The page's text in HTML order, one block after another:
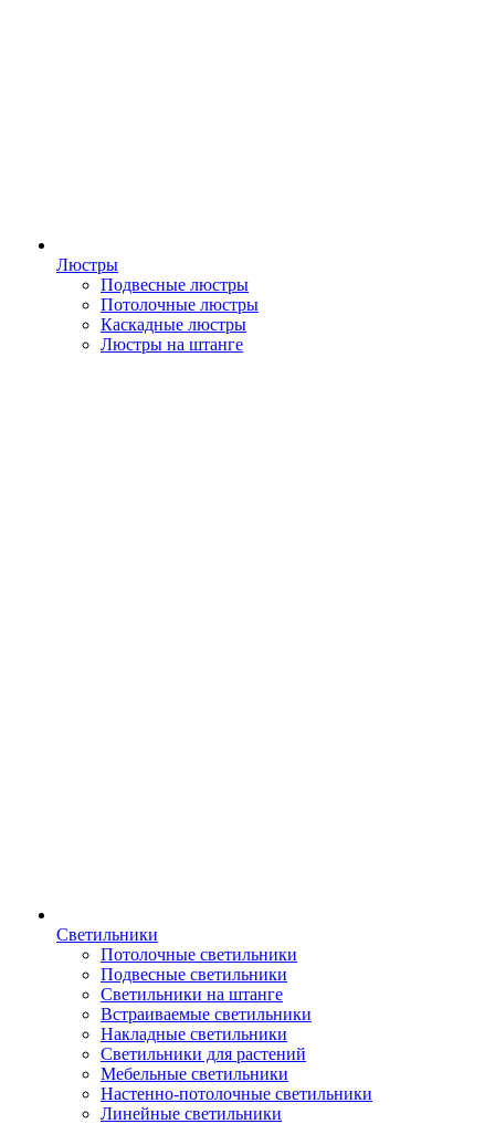
Люстры
Подвесные люстры
Потолочные люстры
Каскадные люстры
Люстры на штанге
Светильники
Потолочные светильники
Подвесные светильники
Светильники на штанге
Встраиваемые светильники
Накладные светильники
Светильники для растений
Мебельные светильники
Настенно-потолочные светильники
Линейные светильники